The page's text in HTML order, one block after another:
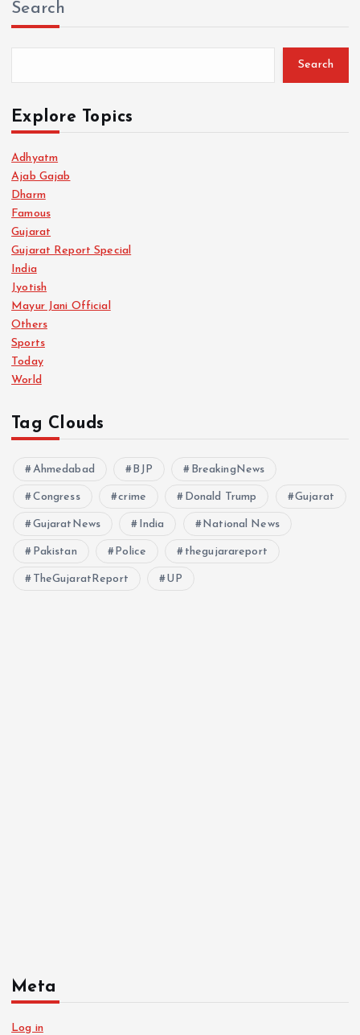
Search
Search
Explore Topics
Adhyatm
Ajab Gajab
Dharm
Famous
Gujarat
Gujarat Report Special
India
Jyotish
Mayur Jani Official
Others
Sports
Today
World
Tag Clouds
Ahmedabad BJP BreakingNews
Congress crime Donald Trump Gujarat
GujaratNews India National News
Pakistan Police thegujarareport
TheGujaratReport UP
Meta
Log in